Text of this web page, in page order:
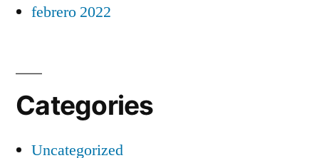
febrero 2022
Categories
Uncategorized